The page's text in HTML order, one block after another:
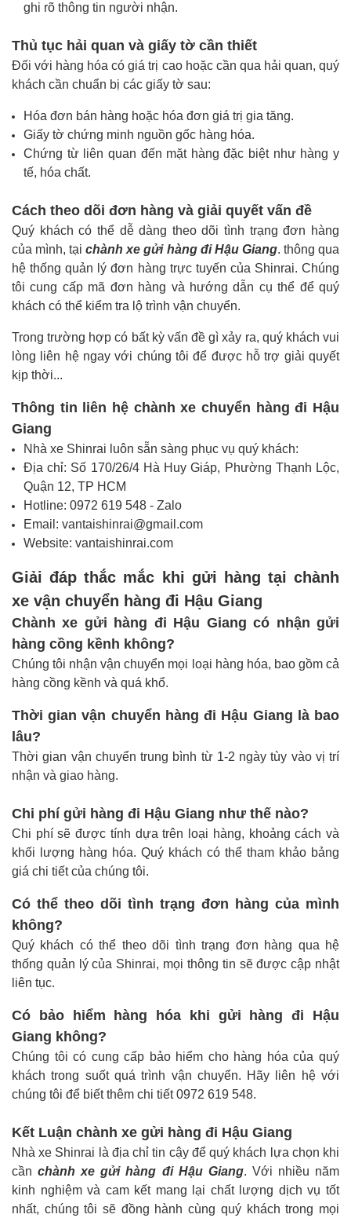
ghi rõ thông tin người nhận.
Thủ tục hải quan và giấy tờ cần thiết
Đối với hàng hóa có giá trị cao hoặc cần qua hải quan, quý
khách cần chuẩn bị các giấy tờ sau:
Hóa đơn bán hàng hoặc hóa đơn giá trị gia tăng.
Giấy tờ chứng minh nguồn gốc hàng hóa.
Chứng từ liên quan đến mặt hàng đặc biệt như hàng y
tế, hóa chất.
Cách theo dõi đơn hàng và giải quyết vấn đề
Quý khách có thể dễ dàng theo dõi tình trạng đơn hàng
của mình, tạichành xe gửi hàng đi Hậu Giang. thông qua
hệ thống quản lý đơn hàng trực tuyến của Shinrai. Chúng
tôi cung cấp mã đơn hàng và hướng dẫn cụ thể để quý
khách có thể kiểm tra lộ trình vận chuyển.
Trong trường hợp có bất kỳ vấn đề gì xảy ra, quý khách vui
lòng liên hệ ngay với chúng tôi để được hỗ trợ giải quyết
kịp thời...
Thông tin liên hệ chành xe chuyển hàng đi Hậu
Giang
Nhà xe Shinrai luôn sẵn sàng phục vụ quý khách:
Địa chỉ: Số 170/26/4 Hà Huy Giáp, Phường Thạnh Lộc,
Quận 12, TP HCM
Hotline: 0972 619 548 - Zalo
Email: vantaishinrai@gmail.com
Website: vantaishinrai.com
Giải đáp thắc mắc khi gửi hàng tại chành
xe vận chuyển hàng đi Hậu Giang
Chành xe gửi hàng đi Hậu Giang có nhận gửi
hàng cồng kềnh không?
Chúng tôi nhận vận chuyển mọi loại hàng hóa, bao gồm cả
hàng cồng kềnh và quá khổ.
Thời gian vận chuyển hàng đi Hậu Giang là bao
lâu?
Thời gian vận chuyển trung bình từ 1-2 ngày tùy vào vị trí
nhận và giao hàng.
Chi phí gửi hàng đi Hậu Giang như thế nào?
Chi phí sẽ được tính dựa trên loại hàng, khoảng cách và
khối lượng hàng hóa. Quý khách có thể tham khảo bảng
giá chi tiết của chúng tôi.
Có thể theo dõi tình trạng đơn hàng của mình
không?
Quý khách có thể theo dõi tình trạng đơn hàng qua hệ
thống quản lý của Shinrai, mọi thông tin sẽ được cập nhật
liên tục.
Có bảo hiểm hàng hóa khi gửi hàng đi Hậu
Giang không?
Chúng tôi có cung cấp bảo hiểm cho hàng hóa của quý
khách trong suốt quá trình vận chuyển. Hãy liên hệ với
chúng tôi để biết thêm chi tiết 0972 619 548.
Kết Luận chành xe gửi hàng đi Hậu Giang
Nhà xe Shinrai là địa chỉ tin cậy để quý khách lựa chọn khi
cầnchành xe gửi hàng đi Hậu Giang. Với nhiều năm
kinh nghiệm và cam kết mang lại chất lượng dịch vụ tốt
nhất, chúng tôi sẽ đồng hành cùng quý khách trong mọi